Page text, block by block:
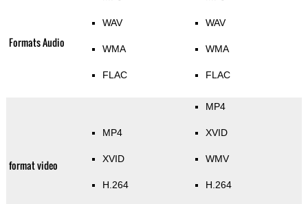
Formats Audio
WAV
WMA
FLAC
WAV
WMA
FLAC
format video
MP4
XVID
H.264
MP4
XVID
WMV
H.264